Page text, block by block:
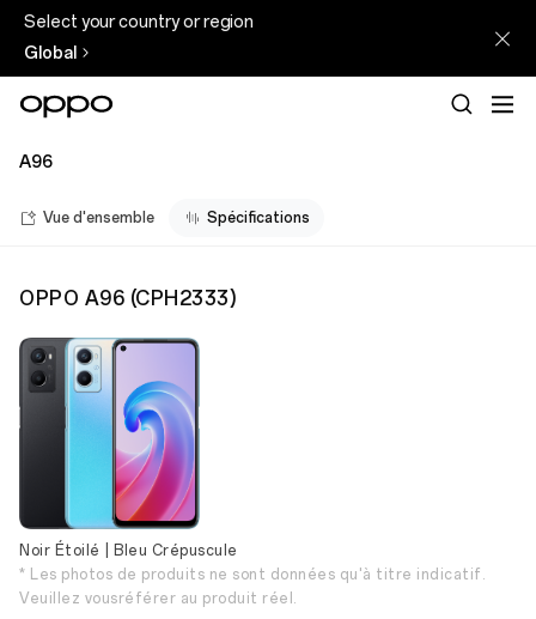
Select your country or region
Global
A96
Vue d'ensemble Spécifications
OPPO A96 (CPH2333)
Noir Étoilé | Bleu Crépuscule
* Les photos de produits ne sont données qu'à titre indicatif.
Veuillez vousréférer au produit réel.